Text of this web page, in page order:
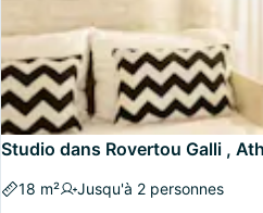
Studio dans Rovertou Galli ,
18 m² Jusqu'à 2 personnes